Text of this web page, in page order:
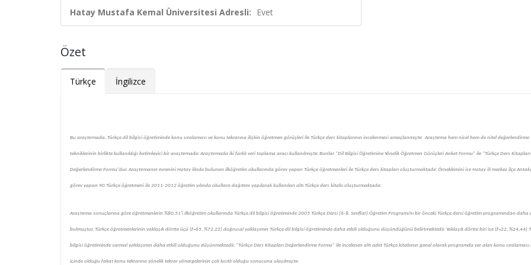
Hatay Mustafa Kemal Üniversitesi Adresli: Evet
Özet
Türkçe İngilizce
Bu araştırmada, Türkçe dil bilgisi öğretiminde konu sıralaması ve konu tekrarına ilişkin öğretmen görüşleri ile Türkçe ders kitaplarının incelenmesi amaçlanmıştır. Araştırma hem nicel hem de nitel değerlendirme
tekniklerinin birlikte kullanıldığı betimleyici bir araştırmadır. Araştırmada iki farklı veri toplama aracı kullanılmıştır. Bunlar “Dil Bilgisi Öğretimine Yönelik Öğretmen Görüşleri Anket Formu” ile “Türkçe Ders Kitapları
Değerlendirme Formu”dur. Araştırmanın evrenini Hatay ilinde bulunan ilköğretim okullarında görev yapan Türkçe öğretmenleri ile Türkçe ders kitapları oluşturmaktadır. Örneklemini ise Hatay ili merkez ilçe
görev yapan 90 Türkçe öğretmeni ile 2011-2012 öğretim yılında okullara dağıtımı yapılarak kullanılan altı Türkçe ders kitabı oluşturmaktadır.
Araştırma sonuçlarına göre öğretmenlerin %80.51’i ilköğretim okullarında Türkçe dil bilgisi öğretiminde 2005 Türkçe Dersi (6-8. Sınıflar) Öğretim Programı’nı bir önceki Türkçe dersi öğretim programından daha
bulmuştur. Türkçe öğretmenlerinin yaklaşık dörtte üçü (f=65, %72,22) doğrusal yaklaşımın Türkçe dil bilgisi öğretiminde daha etkili olduğunu düşündüğünü belirtmektedir. Yaklaşık dörtte biri ise (f=22, %24,44)
bilgisi öğretiminde sarmal yaklaşımın daha etkili olduğunu düşünmektedir. “Türkçe Ders Kitapları Değerlendirme Formu” ile incelenen altı adet Türkçe kitabının genel olarak programda yer alan konu sıralaması
içinde olduğu fakat konu tekrarına yönelik tekrar yönergelerinin çok kısıtlı olduğu sonucuna ulaşılmıştır.